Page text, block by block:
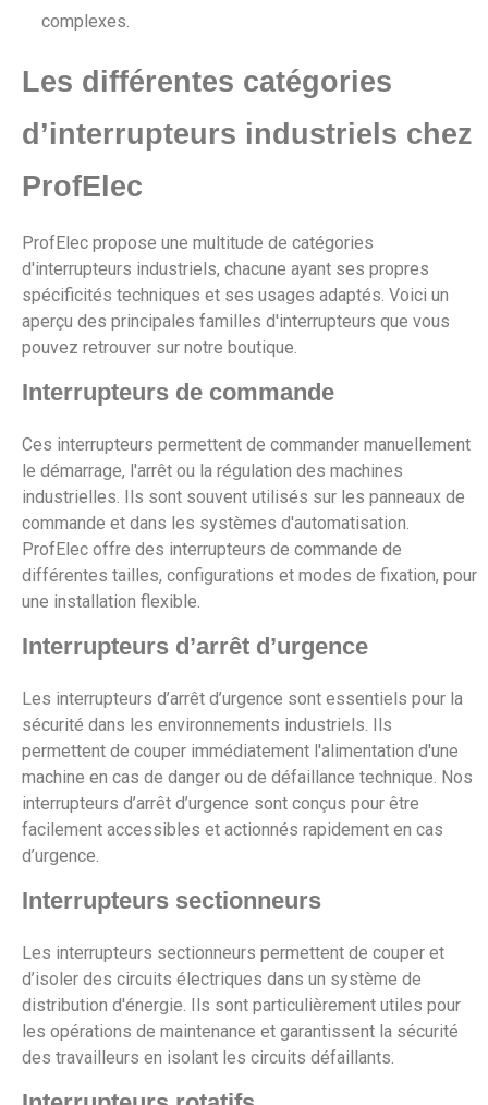
complexes.
Les différentes catégories
d’interrupteurs industriels chez
ProfElec
ProfElec propose une multitude de catégories
d'interrupteurs industriels, chacune ayant ses propres
spécificités techniques et ses usages adaptés. Voici un
aperçu des principales familles d'interrupteurs que vous
pouvez retrouver sur notre boutique.
Interrupteurs de commande
Ces interrupteurs permettent de commander manuellement
le démarrage, l'arrêt ou la régulation des machines
industrielles. Ils sont souvent utilisés sur les panneaux de
commande et dans les systèmes d'automatisation.
ProfElec offre des interrupteurs de commande de
différentes tailles, configurations et modes de fixation, pour
une installation flexible.
Interrupteurs d’arrêt d’urgence
Les interrupteurs d’arrêt d’urgence sont essentiels pour la
sécurité dans les environnements industriels. Ils
permettent de couper immédiatement l'alimentation d'une
machine en cas de danger ou de défaillance technique. Nos
interrupteurs d’arrêt d’urgence sont conçus pour être
facilement accessibles et actionnés rapidement en cas
d’urgence.
Interrupteurs sectionneurs
Les interrupteurs sectionneurs permettent de couper et
d’isoler des circuits électriques dans un système de
distribution d'énergie. Ils sont particulièrement utiles pour
les opérations de maintenance et garantissent la sécurité
des travailleurs en isolant les circuits défaillants.